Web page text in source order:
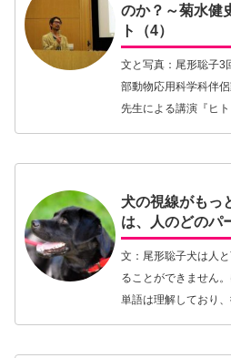
のか？～菊水健
ト（4）
文と写真：尾形聡子3
部動物応用科学科伴
先生による講演『ヒ
特殊な進化』をお伝
犬の視線がもっ
は、人のどのパ
文：尾形聡子犬は人
ることができません
単語は理解しており
ることは先日紹介し